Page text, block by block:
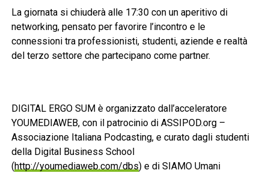
La giornata si chiuderà alle 17:30 con un aperitivo di
networking, pensato per favorire l’incontro e le
connessioni tra professionisti, studenti, aziende e realtà
del terzo settore che partecipano come partner.
DIGITAL ERGO SUM è organizzato dall’acceleratore
YOUMEDIAWEB, con il patrocinio di ASSIPOD.org –
Associazione Italiana Podcasting, e curato dagli studenti
della Digital Business School
(http://youmediaweb.com/dbs) e di SIAMO Umani